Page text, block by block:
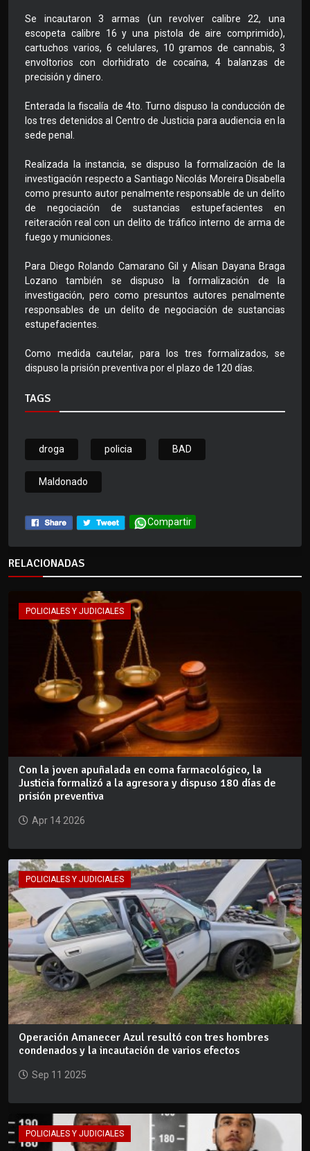
Se incautaron 3 armas (un revolver calibre 22, una
escopeta calibre 16 y una pistola de aire comprimido),
cartuchos varios, 6 celulares, 10 gramos de cannabis, 3
envoltorios con clorhidrato de cocaína, 4 balanzas de
precisión y dinero.
Enterada la fiscalía de 4to. Turno dispuso la conducción de
los tres detenidos al Centro de Justicia para audiencia en la
sede penal.
Realizada la instancia, se dispuso la formalización de la
investigación respecto a Santiago Nicolás Moreira Disabella
como presunto autor penalmente responsable de un delito
de negociación de sustancias estupefacientes en
reiteración real con un delito de tráfico interno de arma de
fuego y municiones.
Para Diego Rolando Camarano Gil y Alisan Dayana Braga
Lozano también se dispuso la formalización de la
investigación, pero como presuntos autores penalmente
responsables de un delito de negociación de sustancias
estupefacientes.
Como medida cautelar, para los tres formalizados, se
dispuso la prisión preventiva por el plazo de 120 días.
TAGS
droga policia BAD
Maldonado
Compartir
RELACIONADAS
POLICIALES Y JUDICIALES
Con la joven apuñalada en coma farmacológico, la
Justicia formalizó a la agresora y dispuso 180 días de
prisión preventiva
Apr 14 2026
POLICIALES Y JUDICIALES
Operación Amanecer Azul resultó con tres hombres
condenados y la incautación de varios efectos
Sep 11 2025
POLICIALES Y JUDICIALES